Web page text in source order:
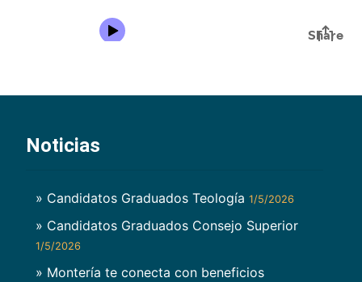
Noticias
» Candidatos Graduados Teología 1/5/2026
» Candidatos Graduados Consejo Superior
1/5/2026
» Montería te conecta con beneficios